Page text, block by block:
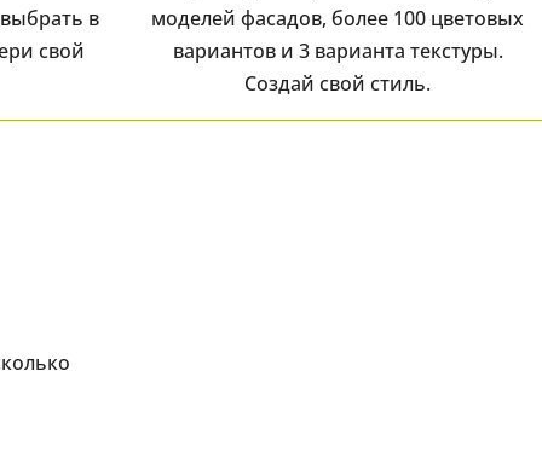
в
свой
моделей фасадов, более 100 цветовых
вариантов и 3 варианта текстуры.
Создай свой стиль.